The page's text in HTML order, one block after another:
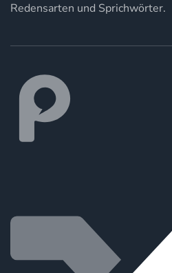
Redensarten und Sprichwörter.